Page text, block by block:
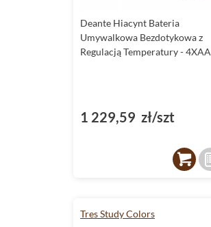
Deante Hiacynt Bateria
Umywalkowa Bezdotykowa z
Regulacją Temperatury - 4XAA
1 229,59 zł/szt
Tres Study Colors